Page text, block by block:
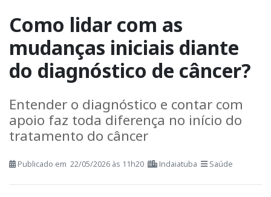
Previous Next
Como lidar com as
mudanças iniciais diante
do diagnóstico de câncer?
Entender o diagnóstico e contar com
apoio faz toda diferença no início do
tratamento do câncer